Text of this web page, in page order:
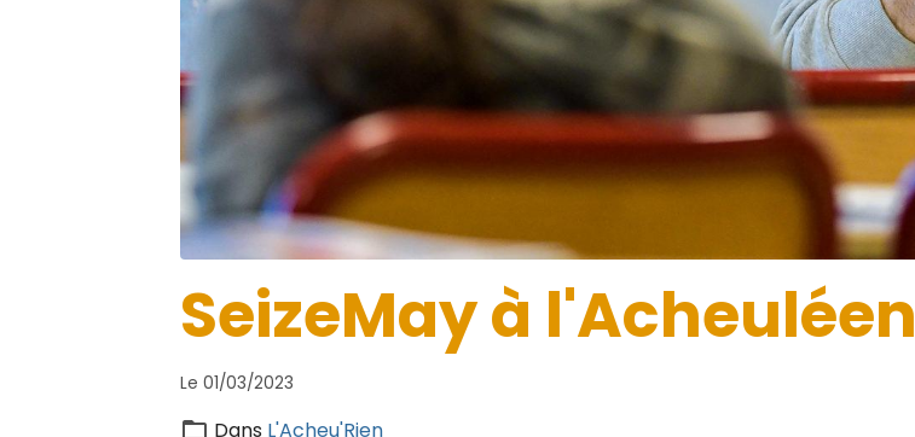
SeizeMay à l'Acheuléen
Le 01/03/2023
Dans L'Acheu'Rien